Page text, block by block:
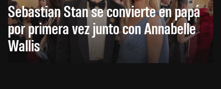
Sebastian Stan se convierte en papá
por primera vez junto con Annabelle
Wallis